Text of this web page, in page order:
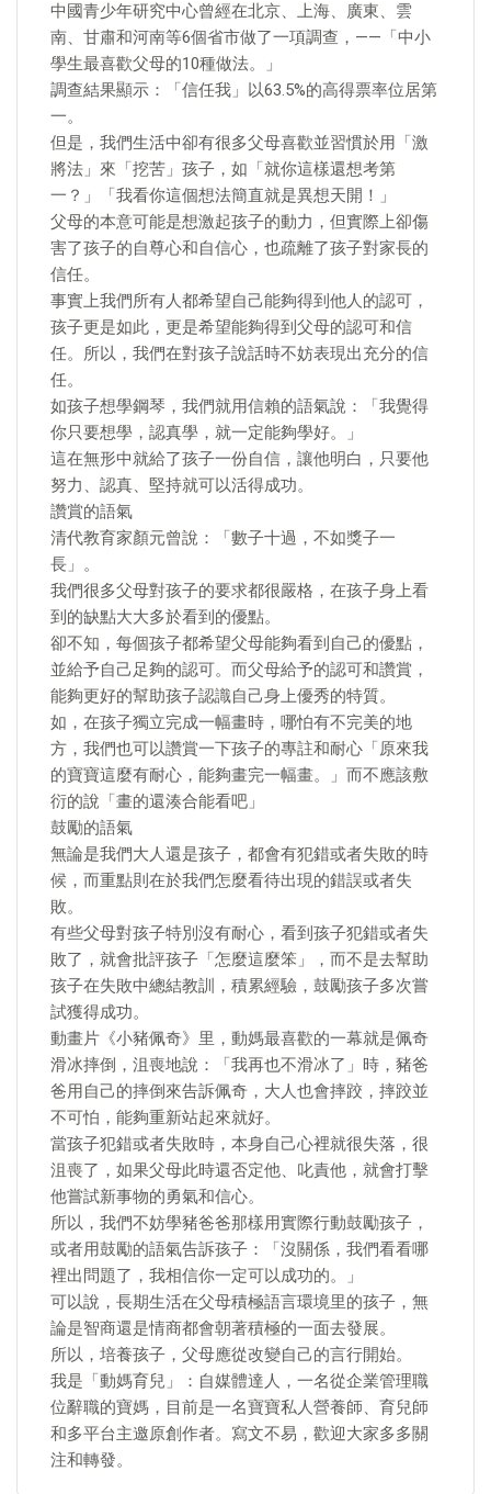
中國青少年研究中心曾經在北京、上海、廣東、雲
南、甘肅和河南等6個省市做了一項調查，——「中小
學生最喜歡父母的10種做法。」
調查結果顯示：「信任我」以63.5%的高得票率位居第
一。
但是，我們生活中卻有很多父母喜歡並習慣於用「激
將法」來「挖苦」孩子，如「就你這樣還想考第
一？」「我看你這個想法簡直就是異想天開！」
父母的本意可能是想激起孩子的動力，但實際上卻傷
害了孩子的自尊心和自信心，也疏離了孩子對家長的
信任。
事實上我們所有人都希望自己能夠得到他人的認可，
孩子更是如此，更是希望能夠得到父母的認可和信
任。所以，我們在對孩子說話時不妨表現出充分的信
任。
如孩子想學鋼琴，我們就用信賴的語氣說：「我覺得
你只要想學，認真學，就一定能夠學好。」
這在無形中就給了孩子一份自信，讓他明白，只要他
努力、認真、堅持就可以活得成功。
讚賞的語氣
清代教育家顏元曾說：「數子十過，不如獎子一
長」。
我們很多父母對孩子的要求都很嚴格，在孩子身上看
到的缺點大大多於看到的優點。
卻不知，每個孩子都希望父母能夠看到自己的優點，
並給予自己足夠的認可。而父母給予的認可和讚賞，
能夠更好的幫助孩子認識自己身上優秀的特質。
如，在孩子獨立完成一幅畫時，哪怕有不完美的地
方，我們也可以讚賞一下孩子的專註和耐心「原來我
的寶寶這麼有耐心，能夠畫完一幅畫。」而不應該敷
衍的說「畫的還湊合能看吧」
鼓勵的語氣
無論是我們大人還是孩子，都會有犯錯或者失敗的時
候，而重點則在於我們怎麼看待出現的錯誤或者失
敗。
有些父母對孩子特別沒有耐心，看到孩子犯錯或者失
敗了，就會批評孩子「怎麼這麼笨」，而不是去幫助
孩子在失敗中總結教訓，積累經驗，鼓勵孩子多次嘗
試獲得成功。
動畫片《小豬佩奇》里，動媽最喜歡的一幕就是佩奇
滑冰摔倒，沮喪地說：「我再也不滑冰了」時，豬爸
爸用自己的摔倒來告訴佩奇，大人也會摔跤，摔跤並
不可怕，能夠重新站起來就好。
當孩子犯錯或者失敗時，本身自己心裡就很失落，很
沮喪了，如果父母此時還否定他、叱責他，就會打擊
他嘗試新事物的勇氣和信心。
所以，我們不妨學豬爸爸那樣用實際行動鼓勵孩子，
或者用鼓勵的語氣告訴孩子：「沒關係，我們看看哪
裡出問題了，我相信你一定可以成功的。」
可以說，長期生活在父母積極語言環境里的孩子，無
論是智商還是情商都會朝著積極的一面去發展。
所以，培養孩子，父母應從改變自己的言行開始。
我是「動媽育兒」：自媒體達人，一名從企業管理職
位辭職的寶媽，目前是一名寶寶私人營養師、育兒師
和多平台主邀原創作者。寫文不易，歡迎大家多多關
注和轉發。